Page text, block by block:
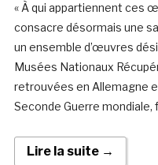
« À qui appartiennent ces
consacre désormais une
un ensemble d’œuvres
Musées Nationaux
retrouvées en Allemagne
Seconde Guerre mondiale,
Lire la suite →